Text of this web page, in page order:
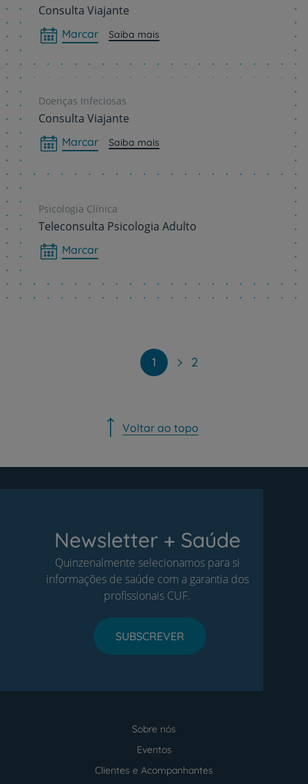
Consulta Viajante
Marcar Saiba mais
Doenças Infeciosas
Consulta Viajante
Marcar Saiba mais
Psicologia Clínica
Teleconsulta Psicologia Adulto
Marcar
1 2
Voltar ao topo
Newsletter + Saúde
Quinzenalmente selecionamos para si
informações de saúde com a garantia dos
profissionais CUF.
SUBSCREVER
Sobre nós
Eventos
Clientes e Acompanhantes